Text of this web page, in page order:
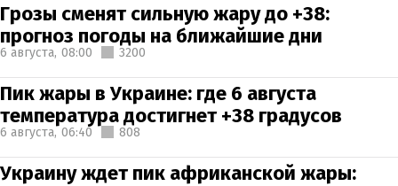
Грозы сменят сильную жару до +38:
прогноз погоды на ближайшие дни
6 августа, 08:00 3200
Пик жары в Украине: где 6 августа
температура достигнет +38 градусов
6 августа, 06:40 808
Украину ждет пик африканской жары: